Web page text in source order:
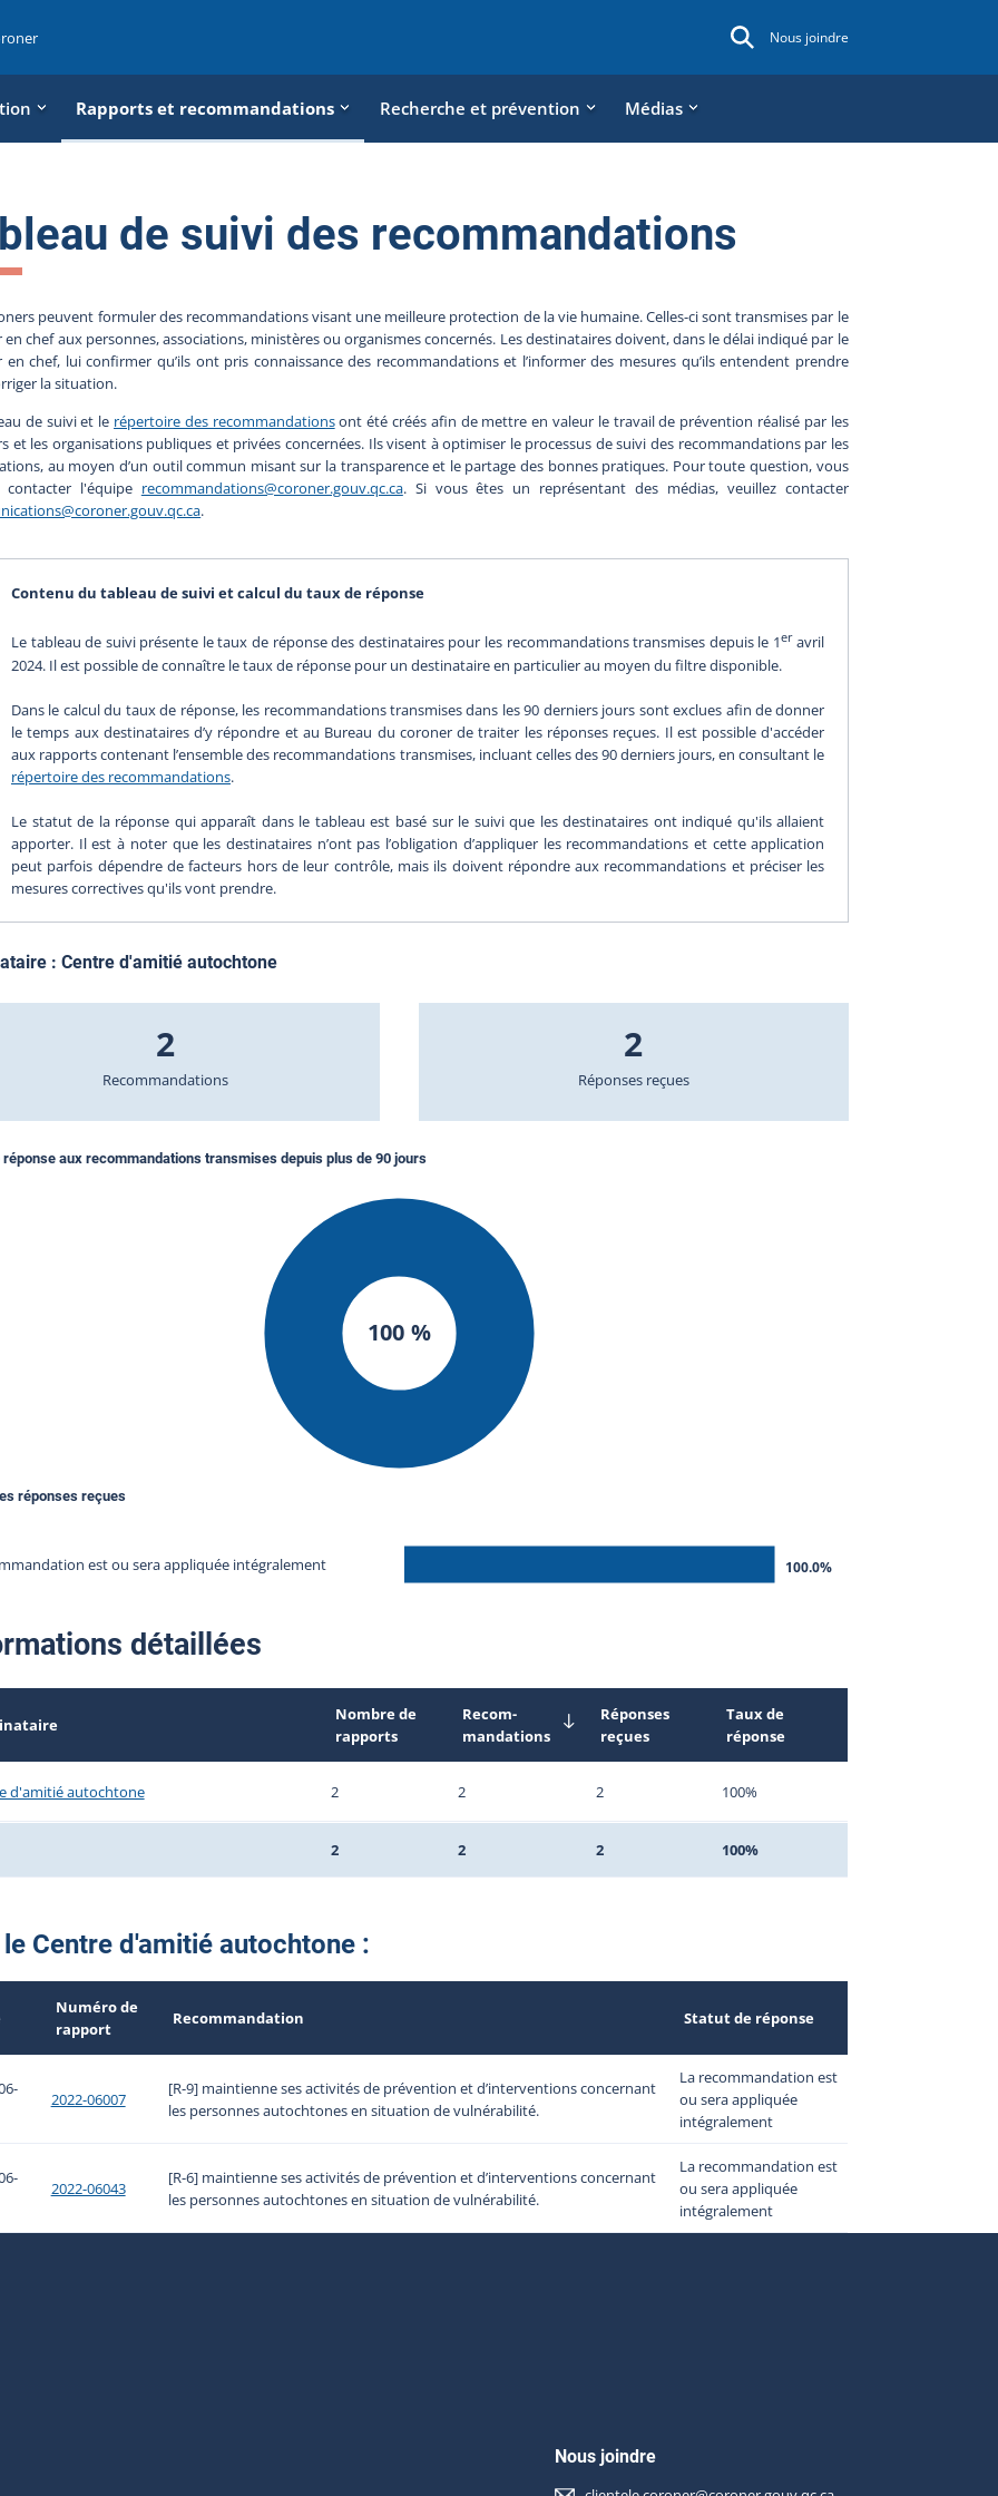
Nous joindre
Rapports et recommandations Recherche et prévention Médias
de suivi des recommandations
peuvent formuler des recommandations visant une meilleure protection de la vie humaine. Celles-ci sont transmises par le
en chef aux personnes, associations, ministères ou organismes concernés. Les destinataires doivent, dans le délai indiqué par le
en chef, lui confirmer qu’ils ont pris connaissance des recommandations et l’informer des mesures qu’ils entendent prendre
la situation.
de suivi et le répertoire des recommandationsont été créés afin de mettre en valeur le travail de prévention réalisé par les
et les organisations publiques et privées concernées. Ils visent à optimiser le processus de suivi des recommandations par les
au moyen d’un outil commun misant sur la transparence et le partage des bonnes pratiques. Pour toute question, vous
contacter l'équipe recommandations@coroner.gouv.qc.ca. Si vous êtes un représentant des médias, veuillez contacter
.
Contenu du tableau de suivi et calcul du taux de réponse
Le tableau de suivi présente le taux de réponse des destinataires pour les recommandations transmises depuis le 1eravril
2024. Il est possible de connaître le taux de réponse pour un destinataire en particulier au moyen du filtre disponible.
Dans le calcul du taux de réponse, les recommandations transmises dans les 90 derniers jours sont exclues afin de donner
le temps aux destinataires d’y répondre et au Bureau du coroner de traiter les réponses reçues. Il est possible d'accéder
aux rapports contenant l’ensemble des recommandations transmises, incluant celles des 90 derniers jours, en consultant le
répertoire des recommandations.
Le statut de la réponse qui apparaît dans le tableau est basé sur le suivi que les destinataires ont indiqué qu'ils allaient
apporter. Il est à noter que les destinataires n’ont pas l’obligation d’appliquer les recommandations et cette application
peut parfois dépendre de facteurs hors de leur contrôle, mais ils doivent répondre aux recommandations et préciser les
mesures correctives qu'ils vont prendre.
: Centre d'amitié autochtone
2
Recommandations
2
Réponses reçues
réponse aux recommandations transmises depuis plus de 90 jours
100 %
réponses reçues
est ou sera appliquée intégralement 100.0%
détaillées
Nombre de
rapports
Recom-
mandations
Réponses
reçues
Taux de
réponse
d'amitié autochtone 2 2 2 100%
2 2 2 100%
le Centre d'amitié autochtone :
Numéro de
rapport
Recommandation Statut de réponse
2022-06007
[R-9] maintienne ses activités de prévention et d’interventions concernant
les personnes autochtones en situation de vulnérabilité.
La recommandation est
ou sera appliquée
intégralement
2022-06043
[R-6] maintienne ses activités de prévention et d’interventions concernant
les personnes autochtones en situation de vulnérabilité.
La recommandation est
ou sera appliquée
intégralement
Nous joindre